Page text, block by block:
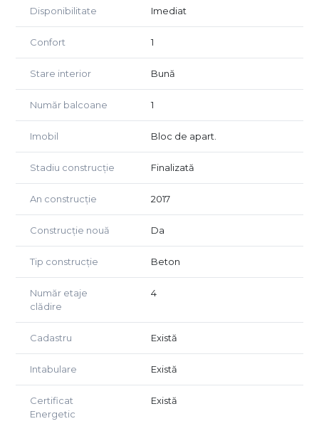
Disponibilitate Imediat
Confort 1
Stare interior Bună
Număr balcoane 1
Imobil Bloc de apart.
Stadiu construcție Finalizată
An construcție 2017
Construcție nouă Da
Tip construcție Beton
Număr etaje
clădire
4
Cadastru Există
Intabulare Există
Certificat
Energetic
Există